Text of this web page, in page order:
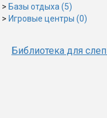
> Базы отдыха (5)
> Игровые центры (0)
Библиотека для